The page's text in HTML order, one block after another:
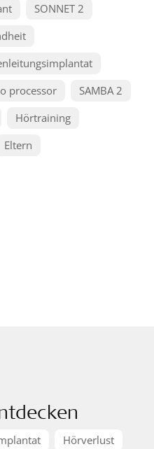
SONNET 2
processor
SAMBA 2
Hörtraining
Eltern
Hörverlust